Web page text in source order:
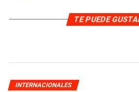
TE PUEDE
INTERNACIONALES